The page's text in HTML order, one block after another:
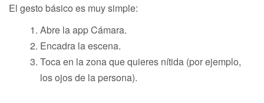
El gesto básico es muy simple:
Abre la app Cámara.
Encadra la escena.
Toca en la zona que quieres nítida (por ejemplo,
los ojos de la persona).